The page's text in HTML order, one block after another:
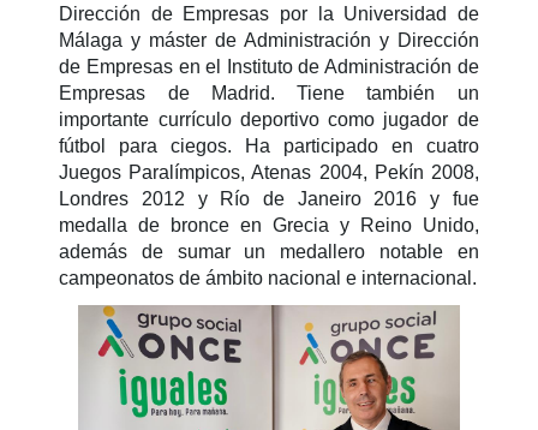
Dirección de Empresas por la Universidad de
Málaga y máster de Administración y Dirección
de Empresas en el Instituto de Administración de
Empresas de Madrid. Tiene también un
importante currículo deportivo como jugador de
fútbol para ciegos. Ha participado en cuatro
Juegos Paralímpicos, Atenas 2004, Pekín 2008,
Londres 2012 y Río de Janeiro 2016 y fue
medalla de bronce en Grecia y Reino Unido,
además de sumar un medallero notable en
campeonatos de ámbito nacional e internacional.